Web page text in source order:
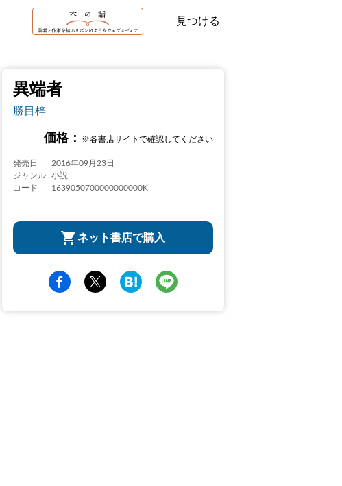
見つける
異端者
勝目梓
価格： ※各書店サイトで確認してください
発売日
2016年09月23日
ジャンル
小説
コード
1639050700000000000K
ネット書店で購入